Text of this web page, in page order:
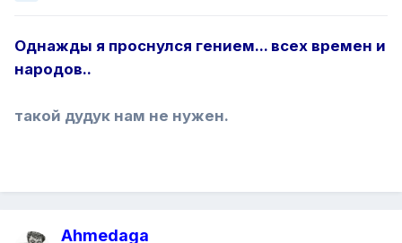
Однажды я проснулся гением... всех времен и
народов..
такой дудук нам не нужен.
Ahmedaga